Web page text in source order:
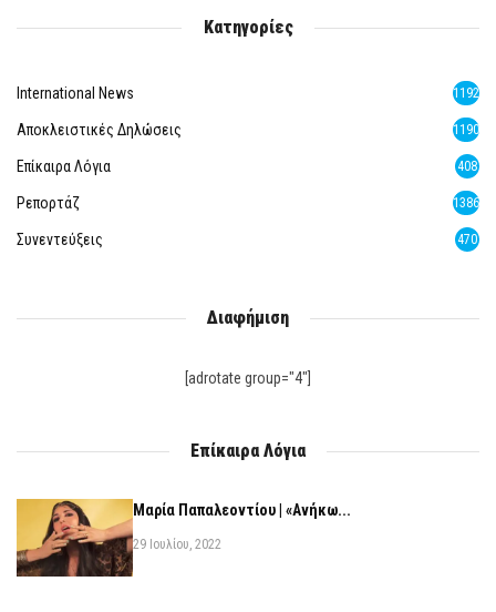
Κατηγορίες
International News 1192
Αποκλειστικές Δηλώσεις 1190
Επίκαιρα Λόγια 408
Ρεπορτάζ 1386
Συνεντεύξεις 470
Διαφήμιση
[adrotate group="4"]
Επίκαιρα Λόγια
Μαρία Παπαλεοντίου | «Ανήκω...
29 Ιουλίου, 2022